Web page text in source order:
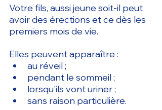
Votre fils, aussi jeune soit-il peut
avoir des érections et ce dès les
premiers mois de vie.
Elles peuvent apparaître :
au réveil ;
pendant le sommeil ;
lorsqu'ils vont uriner ;
sans raison particulière.